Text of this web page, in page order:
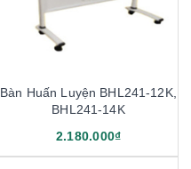
Bàn Huấn Luyện BHL241-12K,
BHL241-14K
2.180.000₫